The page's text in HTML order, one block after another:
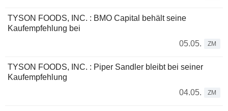
TYSON FOODS, INC. : BMO Capital behält seine
Kaufempfehlung bei
05.05.
ZM
TYSON FOODS, INC. : Piper Sandler bleibt bei seiner
Kaufempfehlung
04.05.
ZM